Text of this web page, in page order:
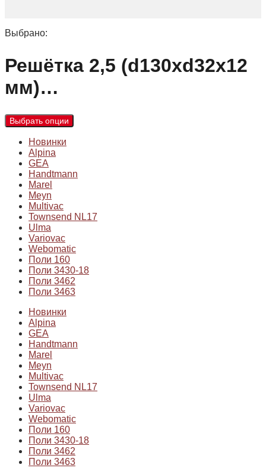
Выбрано:
Решётка 2,5 (d130хd32х12
мм)…
Выбрать опции
Новинки
Alpina
GEA
Handtmann
Marel
Meyn
Multivac
Townsend NL17
Ulma
Variovac
Webomatic
Поли 160
Поли 3430-18
Поли 3462
Поли 3463
Новинки
Alpina
GEA
Handtmann
Marel
Meyn
Multivac
Townsend NL17
Ulma
Variovac
Webomatic
Поли 160
Поли 3430-18
Поли 3462
Поли 3463